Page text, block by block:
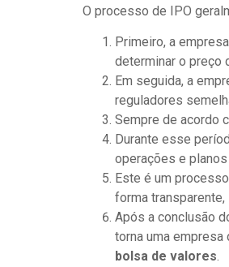
O processo de IPO
Primeiro, a
determinar o preço
Em seguida, a
reguladores
Sempre de acordo
Durante esse
operações e
Este é um
forma
Após a conclusão
torna uma
bolsa de valores.